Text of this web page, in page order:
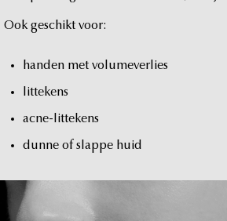
Ook geschikt voor:
handen met volumeverlies
littekens
acne-littekens
dunne of slappe huid